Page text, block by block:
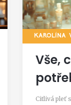
KAROLÍNA
Vše,
Citlivá pleť